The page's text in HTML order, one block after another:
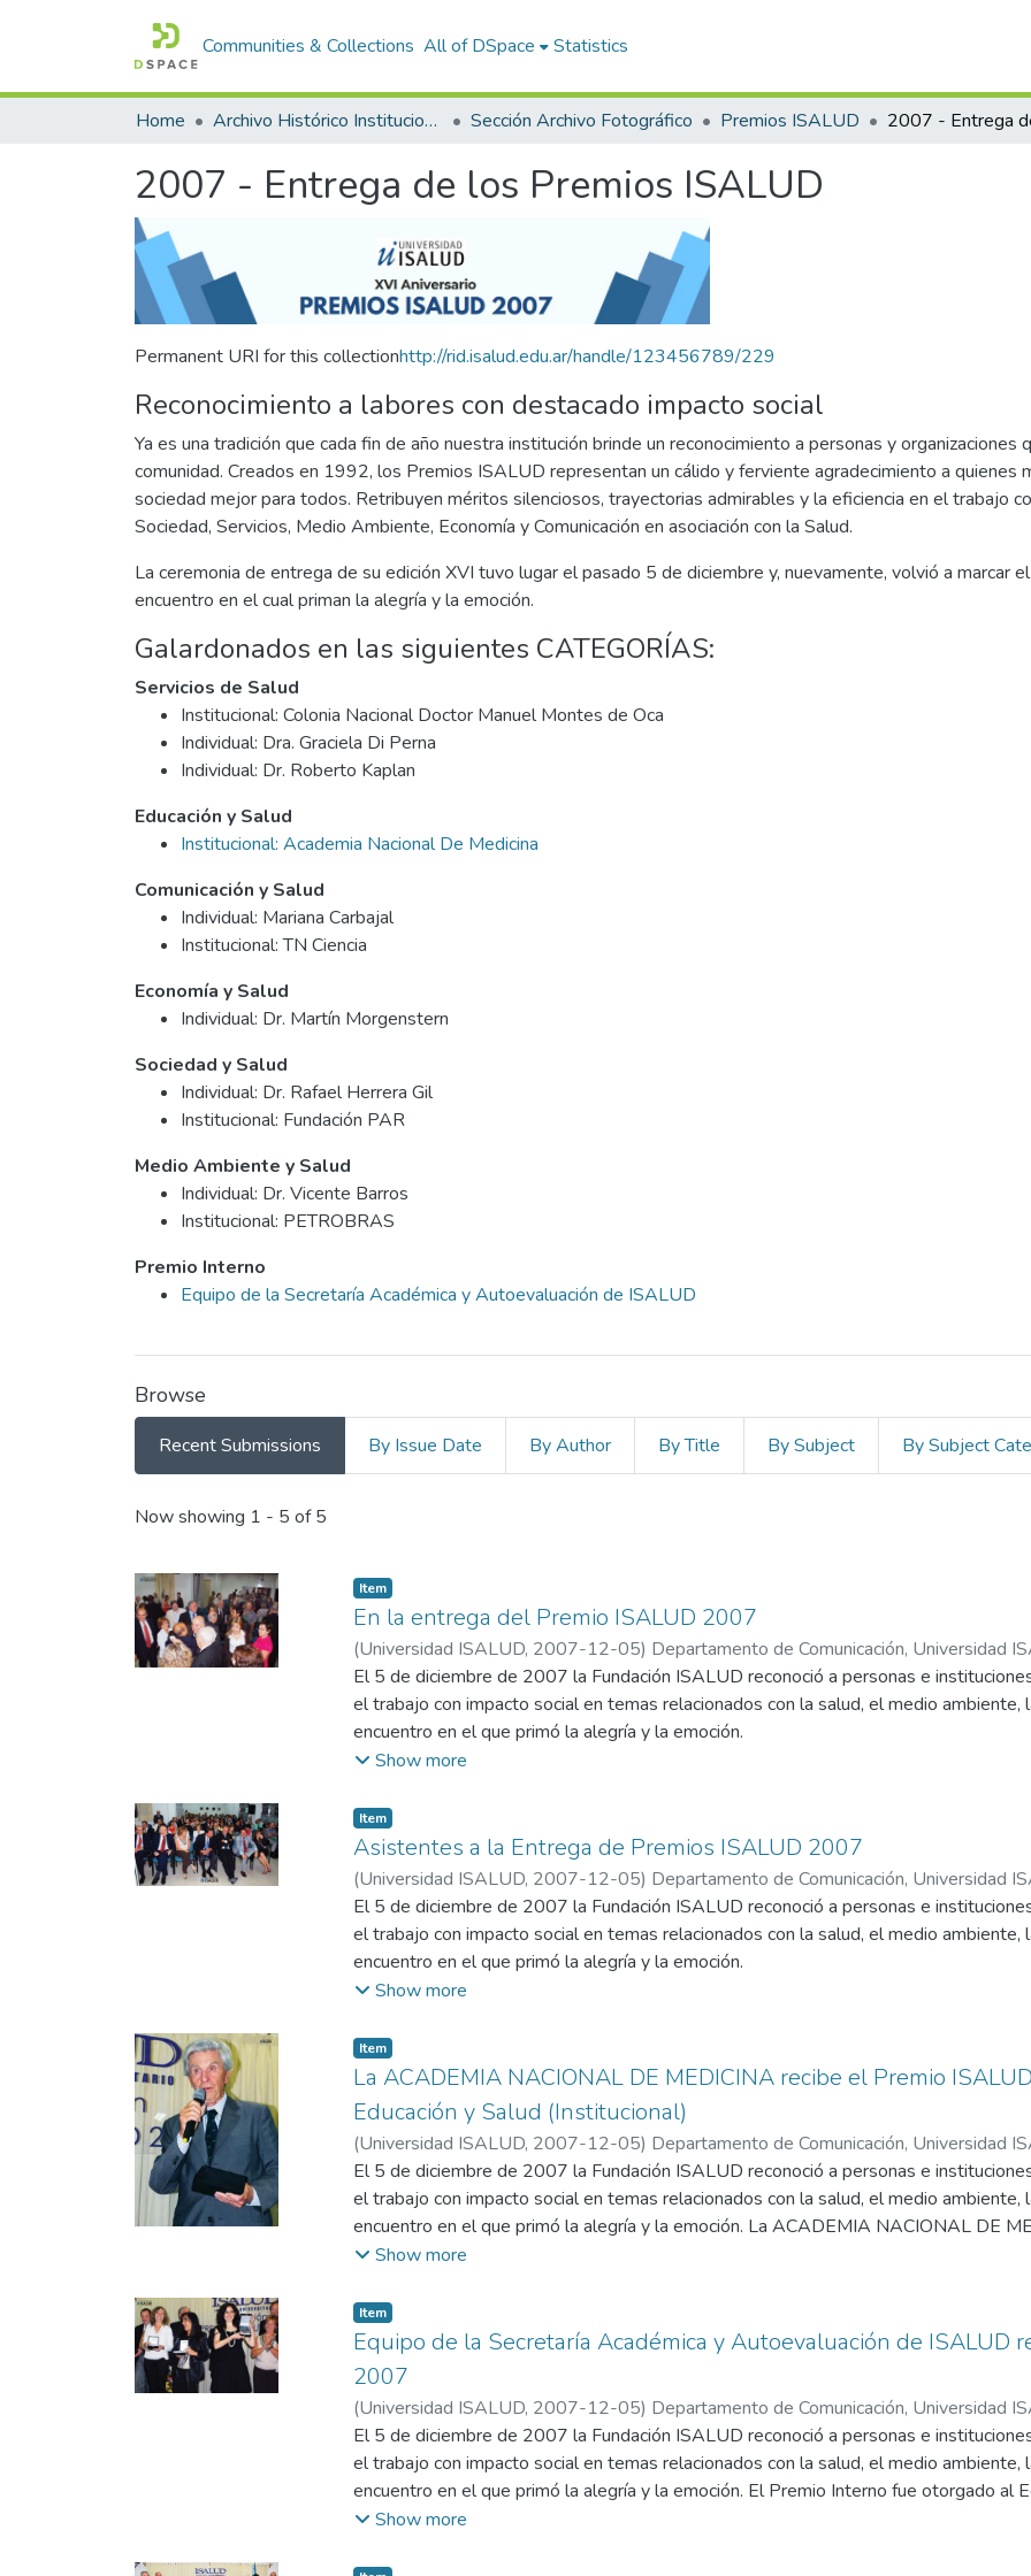
Communities & Collections All of DSpace Statistics
Home Archivo Histórico Institucional Sección Archivo Fotográfico Premios ISALUD
2007 - Entrega de los Premios ISALUD
Permanent URI for this collectionhttp://rid.isalud.edu.ar/handle/123456789/229
Reconocimiento a labores con destacado impacto social
Ya es una tradición que cada fin de año nuestra institución brinde un reconocimiento a personas y
comunidad. Creados en 1992, los Premios ISALUD representan un cálido y ferviente agradecimiento a quienes
sociedad mejor para todos. Retribuyen méritos silenciosos, trayectorias admirables y la eficiencia en el trabajo
Sociedad, Servicios, Medio Ambiente, Economía y Comunicación en asociación con la Salud.
La ceremonia de entrega de su edición XVI tuvo lugar el pasado 5 de diciembre y, nuevamente, volvió a marcar
encuentro en el cual priman la alegría y la emoción.
Galardonados en las siguientes CATEGORÍAS:
Servicios de Salud
Institucional: Colonia Nacional Doctor Manuel Montes de Oca
Individual: Dra. Graciela Di Perna
Individual: Dr. Roberto Kaplan
Educación y Salud
Institucional: Academia Nacional De Medicina
Comunicación y Salud
Individual: Mariana Carbajal
Institucional: TN Ciencia
Economía y Salud
Individual: Dr. Martín Morgenstern
Sociedad y Salud
Individual: Dr. Rafael Herrera Gil
Institucional: Fundación PAR
Medio Ambiente y Salud
Individual: Dr. Vicente Barros
Institucional: PETROBRAS
Premio Interno
Equipo de la Secretaría Académica y Autoevaluación de ISALUD
Browse
Recent Submissions By Issue Date By Author By Title By Subject By Subject
Recent Submissions
Now showing 1 - 5 of 5
Item
En la entrega del Premio ISALUD 2007
(Universidad ISALUD, 2007-12-05) Departamento de Comunicación, Universidad
El 5 de diciembre de 2007 la Fundación ISALUD reconoció a personas e
el trabajo con impacto social en temas relacionados con la salud, el medio ambiente,
encuentro en el que primó la alegría y la emoción.
comprometidamente en la búsqueda del bien común.
Show more
Item
Asistentes a la Entrega de Premios ISALUD 2007
(Universidad ISALUD, 2007-12-05) Departamento de Comunicación, Universidad
El 5 de diciembre de 2007 la Fundación ISALUD reconoció a personas e
el trabajo con impacto social en temas relacionados con la salud, el medio ambiente,
encuentro en el que primó la alegría y la emoción.
ceremonia usualmente descontracturada pero no exenta de momentos de emoción.
Show more
Item
La ACADEMIA NACIONAL DE MEDICINA recibe el Premio
Educación y Salud (Institucional)
(Universidad ISALUD, 2007-12-05) Departamento de Comunicación, Universidad
El 5 de diciembre de 2007 la Fundación ISALUD reconoció a personas e
el trabajo con impacto social en temas relacionados con la salud, el medio ambiente,
encuentro en el que primó la alegría y la emoción. La ACADEMIA NACIONAL DE
2007 en la Categoría: Educación y Salud (Institucional).
El Dr. Vicente Gutiérrez, presidente de la Academia agradeció la distinción recibida y
Show more
Item
Equipo de la Secretaría Académica y Autoevaluación de ISALUD
2007
(Universidad ISALUD, 2007-12-05) Departamento de Comunicación, Universidad
El 5 de diciembre de 2007 la Fundación ISALUD reconoció a personas e
el trabajo con impacto social en temas relacionados con la salud, el medio ambiente,
encuentro en el que primó la alegría y la emoción. El Premio Interno fue otorgado al
y Autoevaluación de ISALUD.
Show more